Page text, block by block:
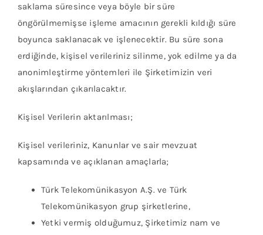
saklama süresince veya böyle bir süre
öngörülmemişse işleme amacının gerekli kıldığı süre
boyunca saklanacak ve işlenecektir. Bu süre sona
erdiğinde, kişisel verileriniz silinme, yok edilme ya da
anonimleştirme yöntemleri ile Şirketimizin veri
akışlarından çıkarılacaktır.
Kişisel Verilerin aktarılması;
Kişisel verileriniz, Kanunlar ve sair mevzuat
kapsamında ve açıklanan amaçlarla;
Türk Telekomünikasyon A.Ş. ve Türk
Telekomünikasyon grup şirketlerine,
Yetki vermiş olduğumuz, Şirketimiz nam ve